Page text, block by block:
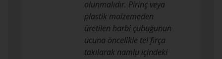
olunmalıdır. Pirinç veya
plastik malzemeden
üretilen harbi çubuğunun
ucuna öncelikle tel fırça
takılarak namlu içindeki